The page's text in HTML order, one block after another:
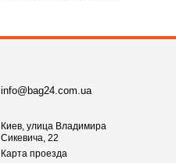
info@bag24.com.ua
Киев, улица Владимира
Сикевича, 22
Карта проезда